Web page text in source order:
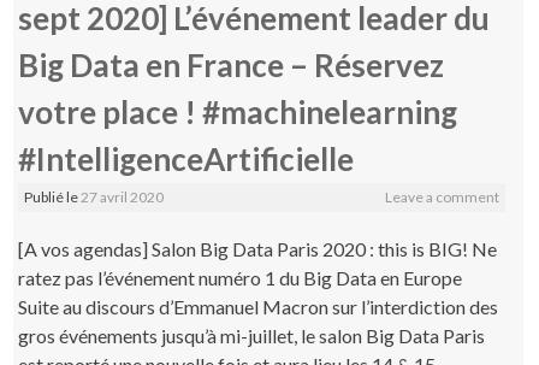
sept 2020] L’événement leader du
Big Data en France – Réservez
votre place ! #machinelearning
#IntelligenceArtificielle
Publié le 27 avril 2020 Leave a comment
[A vos agendas] Salon Big Data Paris 2020 : this is BIG! Ne
ratez pas l’événement numéro 1 du Big Data en Europe
Suite au discours d’Emmanuel Macron sur l’interdiction des
gros événements jusqu’à mi-juillet, le salon Big Data Paris